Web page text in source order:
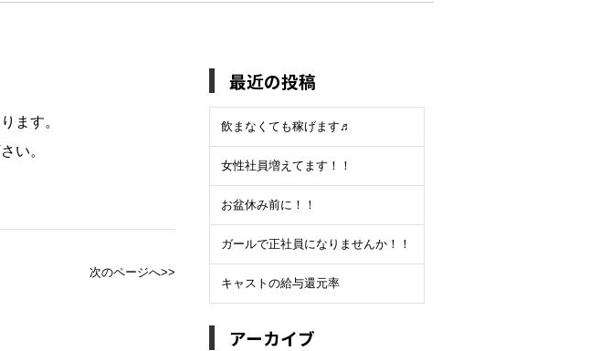
ます。
い。
次のページへ>>
最近の投稿
飲まなくても稼げます♬
女性社員増えてます！！
お盆休み前に！！
ガールで正社員になりませんか！！
キャストの給与還元率
アーカイブ